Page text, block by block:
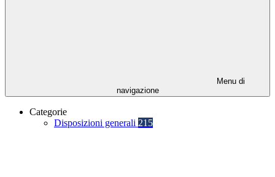
Menu di
navigazione
Categorie
Disposizioni generali 215